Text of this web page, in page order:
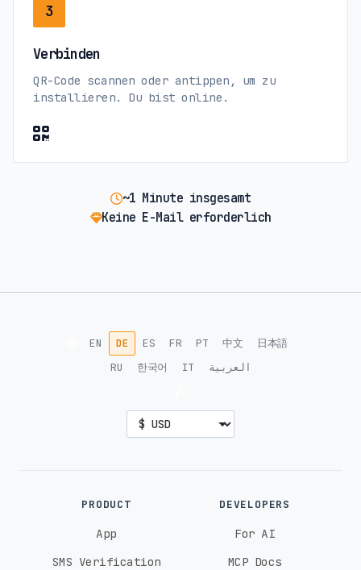
3
Verbinden
QR-Code scannen oder antippen, um zu
installieren. Du bist online.
~1 Minute insgesamt
Keine E-Mail erforderlich
EN DE ES FR PT 中文
日本語
RU
한국어 IT العربية
PRODUCT
App
SMS Verification
DEVELOPERS
For AI
MCP Docs